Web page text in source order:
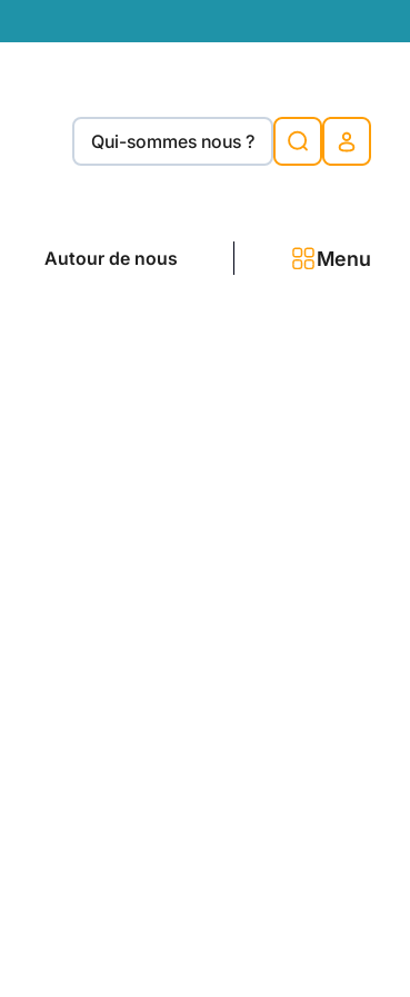
Qui-sommes nous ?
Autour de nous Menu